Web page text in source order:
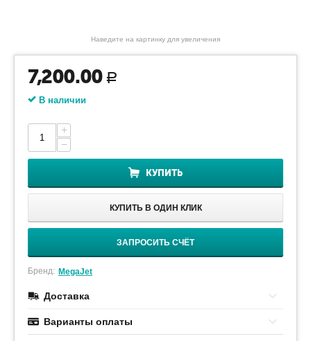
Наведите на картинку для увеличения
7,200.00 Р
В наличии
+
−
КУПИТЬ
КУПИТЬ В ОДИН КЛИК
ЗАПРОСИТЬ СЧЁТ
Бренд: MegaJet
Доставка
Варианты оплаты